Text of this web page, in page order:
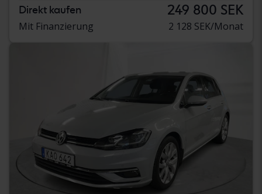
Direkt kaufen 249 800 SEK
Mit Finanzierung 2 128 SEK/Monat